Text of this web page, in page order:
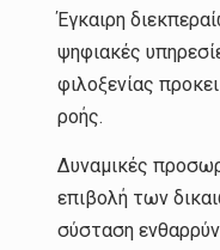
Έγκαιρη
ψηφιακές
φιλοξενίας
ροής.
Δυναμικές
επιβολή των
σύσταση